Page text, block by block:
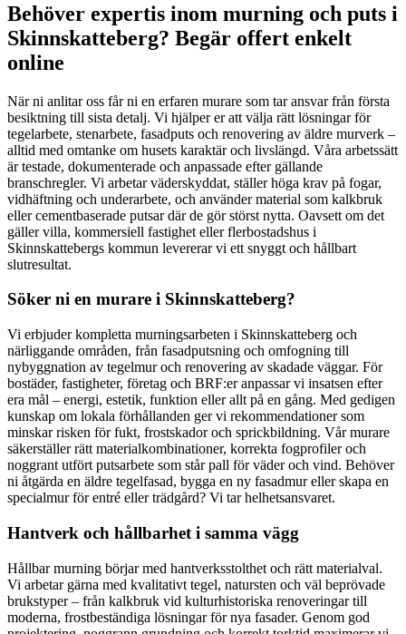
Behöver expertis inom murning och puts i
Skinnskatteberg? Begär offert enkelt
online
När ni anlitar oss får ni en erfaren murare som tar ansvar från första
besiktning till sista detalj. Vi hjälper er att välja rätt lösningar för
tegelarbete, stenarbete, fasadputs och renovering av äldre murverk –
alltid med omtanke om husets karaktär och livslängd. Våra arbetssätt
är testade, dokumenterade och anpassade efter gällande
branschregler. Vi arbetar väderskyddat, ställer höga krav på fogar,
vidhäftning och underarbete, och använder material som kalkbruk
eller cementbaserade putsar där de gör störst nytta. Oavsett om det
gäller villa, kommersiell fastighet eller flerbostadshus i
Skinnskattebergs kommun levererar vi ett snyggt och hållbart
slutresultat.
Söker ni en murare i Skinnskatteberg?
Vi erbjuder kompletta murningsarbeten i Skinnskatteberg och
närliggande områden, från fasadputsning och omfogning till
nybyggnation av tegelmur och renovering av skadade väggar. För
bostäder, fastigheter, företag och BRF:er anpassar vi insatsen efter
era mål – energi, estetik, funktion eller allt på en gång. Med gedigen
kunskap om lokala förhållanden ger vi rekommendationer som
minskar risken för fukt, frostskador och sprickbildning. Vår murare
säkerställer rätt materialkombinationer, korrekta fogprofiler och
noggrant utfört putsarbete som står pall för väder och vind. Behöver
ni åtgärda en äldre tegelfasad, bygga en ny fasadmur eller skapa en
specialmur för entré eller trädgård? Vi tar helhetsansvaret.
Hantverk och hållbarhet i samma vägg
Hållbar murning börjar med hantverksstolthet och rätt materialval.
Vi arbetar gärna med kvalitativt tegel, natursten och väl beprövade
brukstyper – från kalkbruk vid kulturhistoriska renoveringar till
moderna, frostbeständiga lösningar för nya fasader. Genom god